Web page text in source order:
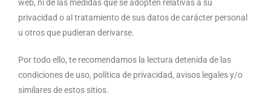
web, ni de las medidas que se adopten relativas a su
privacidad o al tratamiento de sus datos de carácter personal
u otros que pudieran derivarse.
Por todo ello, te recomendamos la lectura detenida de las
condiciones de uso, política de privacidad, avisos legales y/o
similares de estos sitios.